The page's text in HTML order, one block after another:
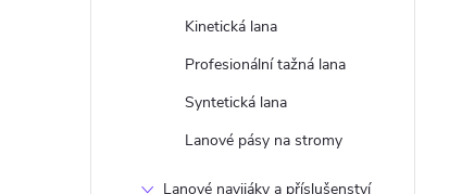
Kinetická lana
Profesionální tažná lana
Syntetická lana
Lanové pásy na stromy
Lanové navijáky a příslušenství